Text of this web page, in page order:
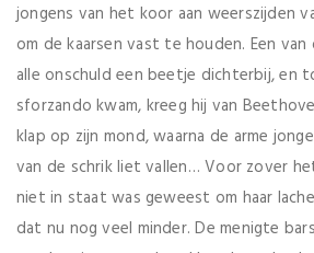
jongens van het koor aan weerszijden
om de kaarsen vast te houden. Een van
alle onschuld een beetje dichterbij, en
sforzando kwam, kreeg hij van
klap op zijn mond, waarna de arme
van de schrik liet vallen… Voor zover
niet in staat was geweest om haar
dat nu nog veel minder. De menigte